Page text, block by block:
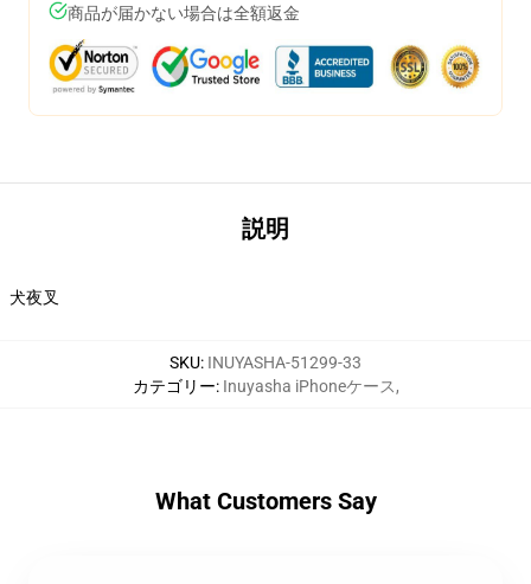
商品が届かない場合は全額返金
説明
犬夜叉
SKU: INUYASHA-51299-33
カテゴリー: Inuyasha iPhoneケース,
What Customers Say